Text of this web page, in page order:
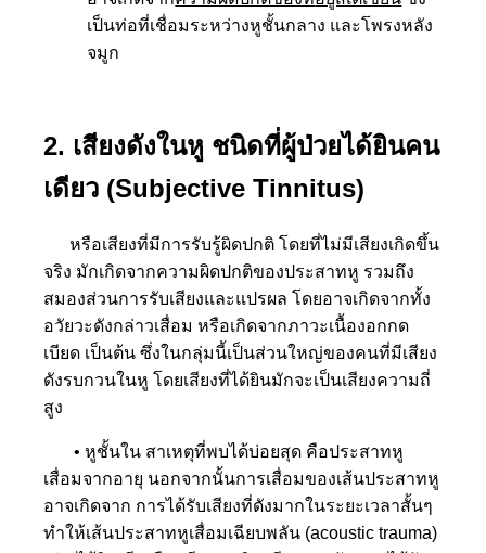
เป็นท่อที่เชื่อมระหว่างหูชั้นกลาง และโพรงหลัง
จมูก
2. เสียงดังในหู ชนิดที่ผู้ป่วยได้ยินคน
เดียว (Subjective Tinnitus)
หรือเสียงที่มีการรับรู้ผิดปกติ โดยที่ไม่มีเสียงเกิดขึ้น
จริง มักเกิดจากความผิดปกติของประสาทหู รวมถึง
สมองส่วนการรับเสียงและแปรผล โดยอาจเกิดจากทั้ง
อวัยวะดังกล่าวเสื่อม หรือเกิดจากภาวะเนื้องอกกด
เบียด เป็นต้น ซึ่งในกลุ่มนี้เป็นส่วนใหญ่ของคนที่มีเสียง
ดังรบกวนในห ู โดยเสียงที่ได้ยินมักจะเป็นเสียงความถี่
สูง
• หูชั้นใน สาเหตุที่พบได้บ่อยสุด คือประสาทหู
เสื่อมจากอายุ นอกจากนั้นการเสื่อมของเส้นประสาทหู
อาจเกิดจาก การได้รับเสียงที่ดังมากในระยะเวลาสั้นๆ
ทำให้เส้นประสาทหูเสื่อมเฉียบพลัน (acoustic trauma)